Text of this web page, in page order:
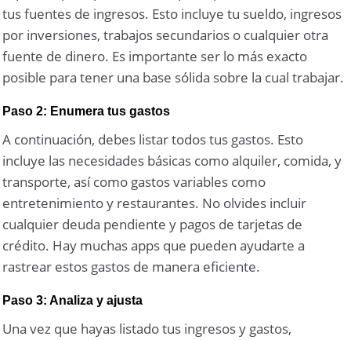
tus fuentes de ingresos. Esto incluye tu sueldo, ingresos
por inversiones, trabajos secundarios o cualquier otra
fuente de dinero. Es importante ser lo más exacto
posible para tener una base sólida sobre la cual trabajar.
Paso 2: Enumera tus gastos
A continuación, debes listar todos tus gastos. Esto
incluye las necesidades básicas como alquiler, comida, y
transporte, así como gastos variables como
entretenimiento y restaurantes. No olvides incluir
cualquier deuda pendiente y pagos de tarjetas de
crédito. Hay muchas apps que pueden ayudarte a
rastrear estos gastos de manera eficiente.
Paso 3: Analiza y ajusta
Una vez que hayas listado tus ingresos y gastos,